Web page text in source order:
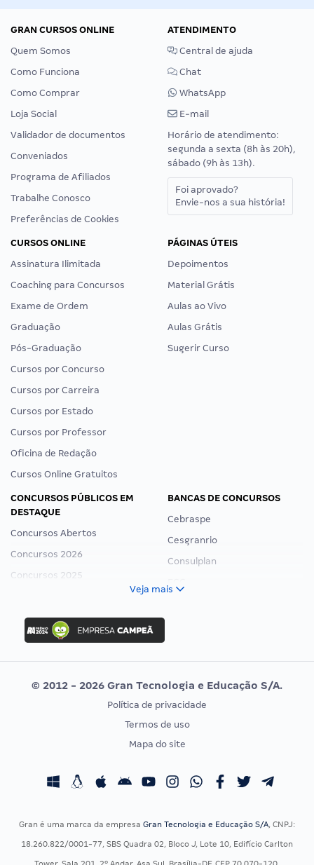
GRAN CURSOS ONLINE
Quem Somos
Como Funciona
Como Comprar
Loja Social
Validador de documentos
Conveniados
Programa de Afiliados
Trabalhe Conosco
Preferências de Cookies
ATENDIMENTO
Central de ajuda
Chat
WhatsApp
E-mail
Horário de atendimento:
segunda a sexta (8h às 20h),
sábado (9h às 13h).
Foi aprovado?
Envie-nos a sua história!
CURSOS ONLINE
Assinatura Ilimitada
Coaching para Concursos
Exame de Ordem
Graduação
Pós-Graduação
Cursos por Concurso
Cursos por Carreira
Cursos por Estado
Cursos por Professor
Oficina de Redação
Cursos Online Gratuitos
PÁGINAS ÚTEIS
Depoimentos
Material Grátis
Aulas ao Vivo
Aulas Grátis
Sugerir Curso
CONCURSOS PÚBLICOS EM
DESTAQUE
Concursos Abertos
Concursos 2026
Concursos 2025
Concurso Ibama
Concurso MPU
Editais publicados
BANCAS DE CONCURSOS
Cebraspe
Cesgranrio
Consulplan
Vunesp
CONCURSOS POR PROFISSÃO
Concursos Fiscais
Concursos Saúde
EXAME DE ORDEM
Calendário OAB
Veja mais
© 2012 - 2026 Gran Tecnologia e Educação S/A.
Política de privacidade
Termos de uso
Mapa do site
Gran é uma marca da empresa Gran Tecnologia e Educação S/A, CNPJ:
18.260.822/0001-77, SBS Quadra 02, Bloco J, Lote 10, Edifício Carlton